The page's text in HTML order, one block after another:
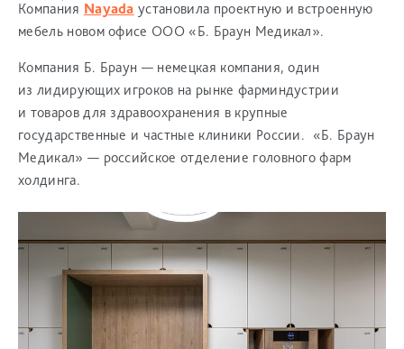
Компания Nayada установила проектную и встроенную
мебель новом офисе ООО «Б. Браун Медикал».
Компания Б. Браун — немецкая компания, один
из лидирующих игроков на рынке фарминдустрии
и товаров для здравоохранения в крупные
государственные и частные клиники России. «Б. Браун
Медикал» — российское отделение головного фарм
холдинга.